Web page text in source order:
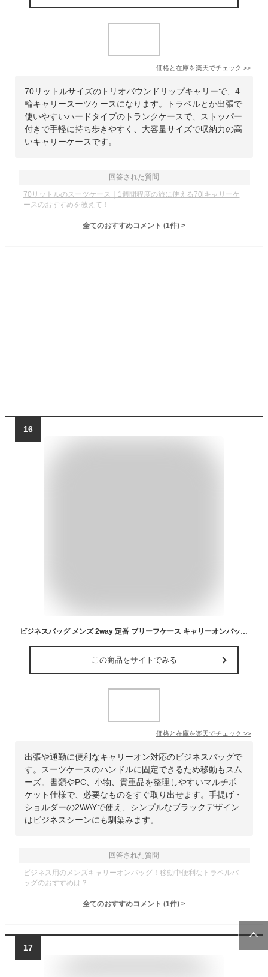
価格と在庫を楽天でチェック >>
70リットルサイズのトリオバウンドリップキャリーで、4
輪キャリースーツケースになります。トラベルとか出張で
使いやすいハードタイプのトランクケースで、ストッパー
付きで手軽に持ち歩きやすく、大容量サイズで収納力の高
いキャリーケースです。
回答された質問
70リットルのスーツケース｜1週間程度の旅に使える70lキャリーケ
ースのおすすめを教えて！
全てのおすすめコメント (1件) >
16
ビジネスバッグ メンズ 2way 定番 ブリーフケース キャリーオンバッグ トートバッグ おしゃれ ビジネスバック トートバック キャリーオンバック 手提げバッグ バッグ バック 鞄 メンズバッグ 紳士鞄 ブラック 大容量 大きめ 父の日 通勤 オシャレ
この商品をサイトでみる
価格と在庫を楽天でチェック >>
出張や通勤に便利なキャリーオン対応のビジネスバッグで
す。スーツケースのハンドルに固定できるため移動もスム
ーズ。書類やPC、小物、貴重品を整理しやすいマルチポ
ケット仕様で、必要なものをすぐ取り出せます。手提げ・
ショルダーの2WAYで使え、シンプルなブラックデザイン
はビジネスシーンにも馴染みます。
回答された質問
ビジネス用のメンズキャリーオンバッグ！移動中便利なトラベルバ
ッグのおすすめは？
全てのおすすめコメント (1件) >
17